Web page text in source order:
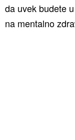
da uvek budete
na mentalno